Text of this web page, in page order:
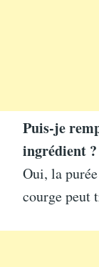
Puis-je
ingrédient ?
Oui, la
courge peut